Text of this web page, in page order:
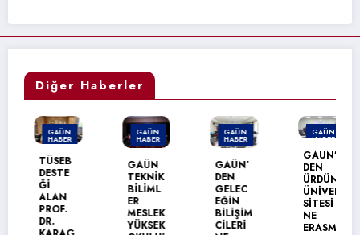
Diğer Haberler
GAÜN
HABER
TÜSEB
DESTE
Ğİ
ALAN
PROF.
DR.
GAÜN
HABER
GAÜN
TEKNİK
BİLİML
ER
MESLEK
YÜKSEK
GAÜN
HABER
GAÜN’
DEN
GELEC
EĞİN
BİLİŞİM
CİLERİ
GAÜN
HABER
GAÜN’
DEN
ÜRDÜN
ÜNİVER
SİTESİ
NE
ERASM